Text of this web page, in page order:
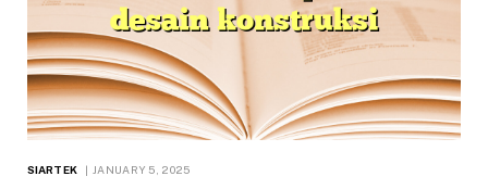
SIARTEK JANUARY 5, 2025